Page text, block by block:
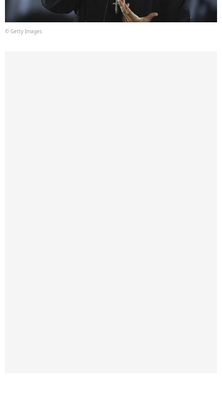
© Getty Images